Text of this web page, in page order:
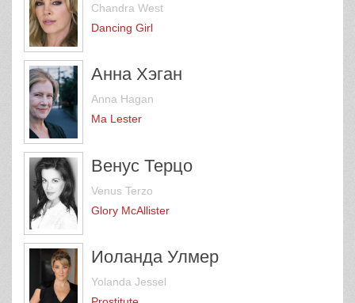
Chandra West
Dancing Girl
Анна Хэган
Anna Hagan
Ma Lester
Венус Терцо
Venus Terzo
Glory McAllister
Иоланда Улмер
Yolanda Jessel